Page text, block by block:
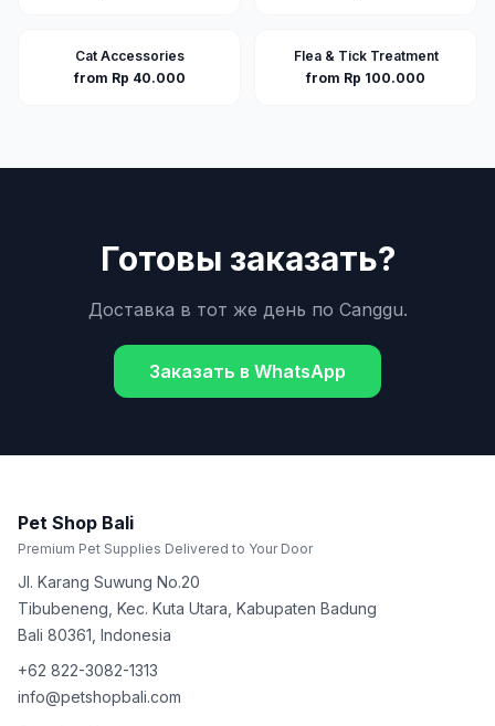
Cat Accessories
from Rp 40.000
Flea & Tick Treatment
from Rp 100.000
Готовы заказать?
Доставка в тот же день по Canggu.
Заказать в WhatsApp
Pet Shop Bali
Premium Pet Supplies Delivered to Your Door
Jl. Karang Suwung No.20
Tibubeneng, Kec. Kuta Utara, Kabupaten Badung
Bali 80361 Indonesia
+62 822-3082-1313
info@petshopbali.com